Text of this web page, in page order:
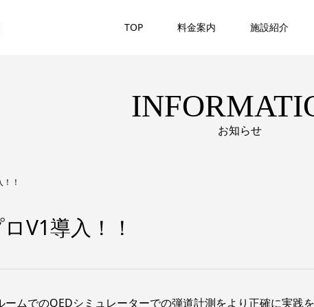
TOP 料金案内 施設紹介
お知らせ
！
V1導入！！
ームでのQEDシミュレーターでの弾道計測をより正確に実